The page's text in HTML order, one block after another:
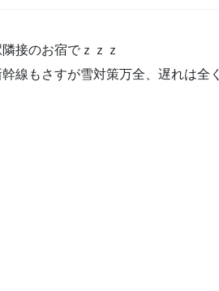
接のお宿でｚｚｚ
線もさすが雪対策万全、遅れは全く